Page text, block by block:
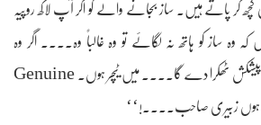
پاتے ہیں۔ ساز بجانے والے کو اگر آپ لاکھ روپیہ
کہ وہ ساز کو ہاتھ نہ لگائے تو وہ غالباً وہ.... اگر وہ
Genuine ہے تو آپ کی پیشکش ٹھکرا دے گا.... میں ٹیچر ہوں۔ Genuine